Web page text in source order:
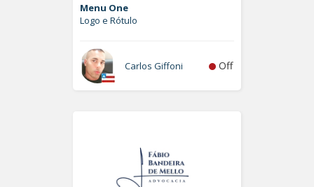
Menu One
Logo e Rótulo
Carlos Giffoni Off